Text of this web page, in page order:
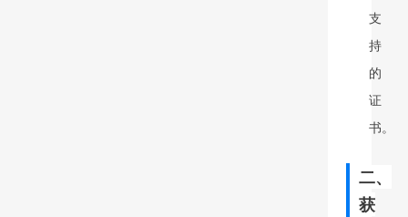
支
持
的
证
书。
二、
获